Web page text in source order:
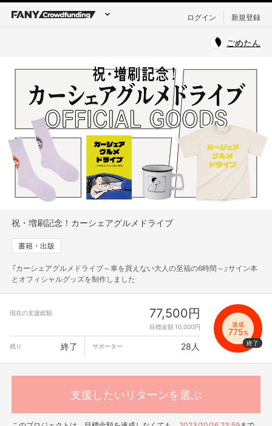
ログイン 新規登録
ごめたん
祝・増刷記念！カーシェアグルメドライブ
書籍・出版
『カーシェアグルメドライブ～車を買えない大人の至福の6時間～』サイン本
とオフィシャルグッズを制作しました
現在の支援総額 77,500円
目標金額 10,000円 達成
775%
残り
終了 サポーター 28人
支援したいリターンを選ぶ